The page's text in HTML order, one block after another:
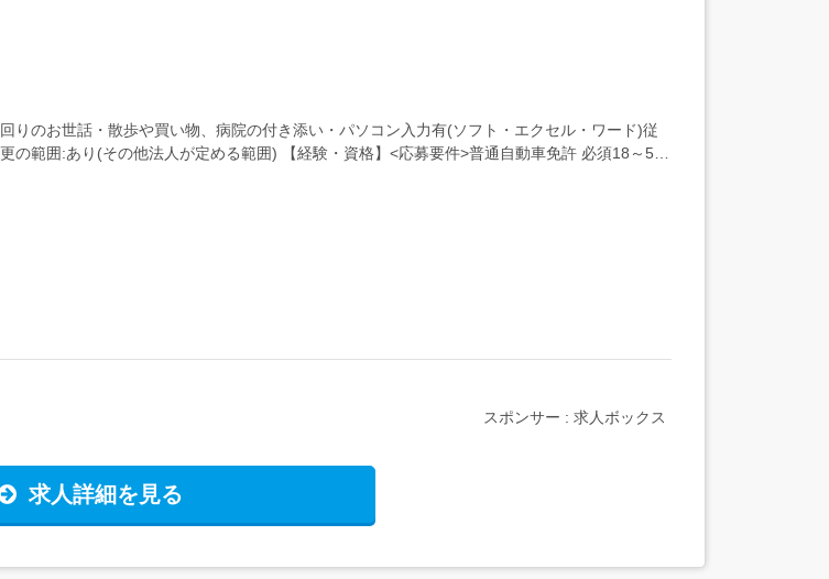
りのお世話・散歩や買い物、病院の付き添い・パソコン入力有(ソフト・エクセル・ワード)従
範囲:あり(その他法人が定める範囲) 【経験・資格】<応募要件>普通自動車免許 必須18～59
スポンサー : 求人ボックス
求人詳細を見る